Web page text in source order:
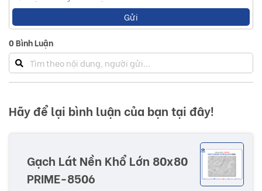
Gửi
0Bình Luận
Hãy để lại bình luận của bạn tại đây!
Gạch Lát Nền Khổ Lớn 80x80
PRIME-8506